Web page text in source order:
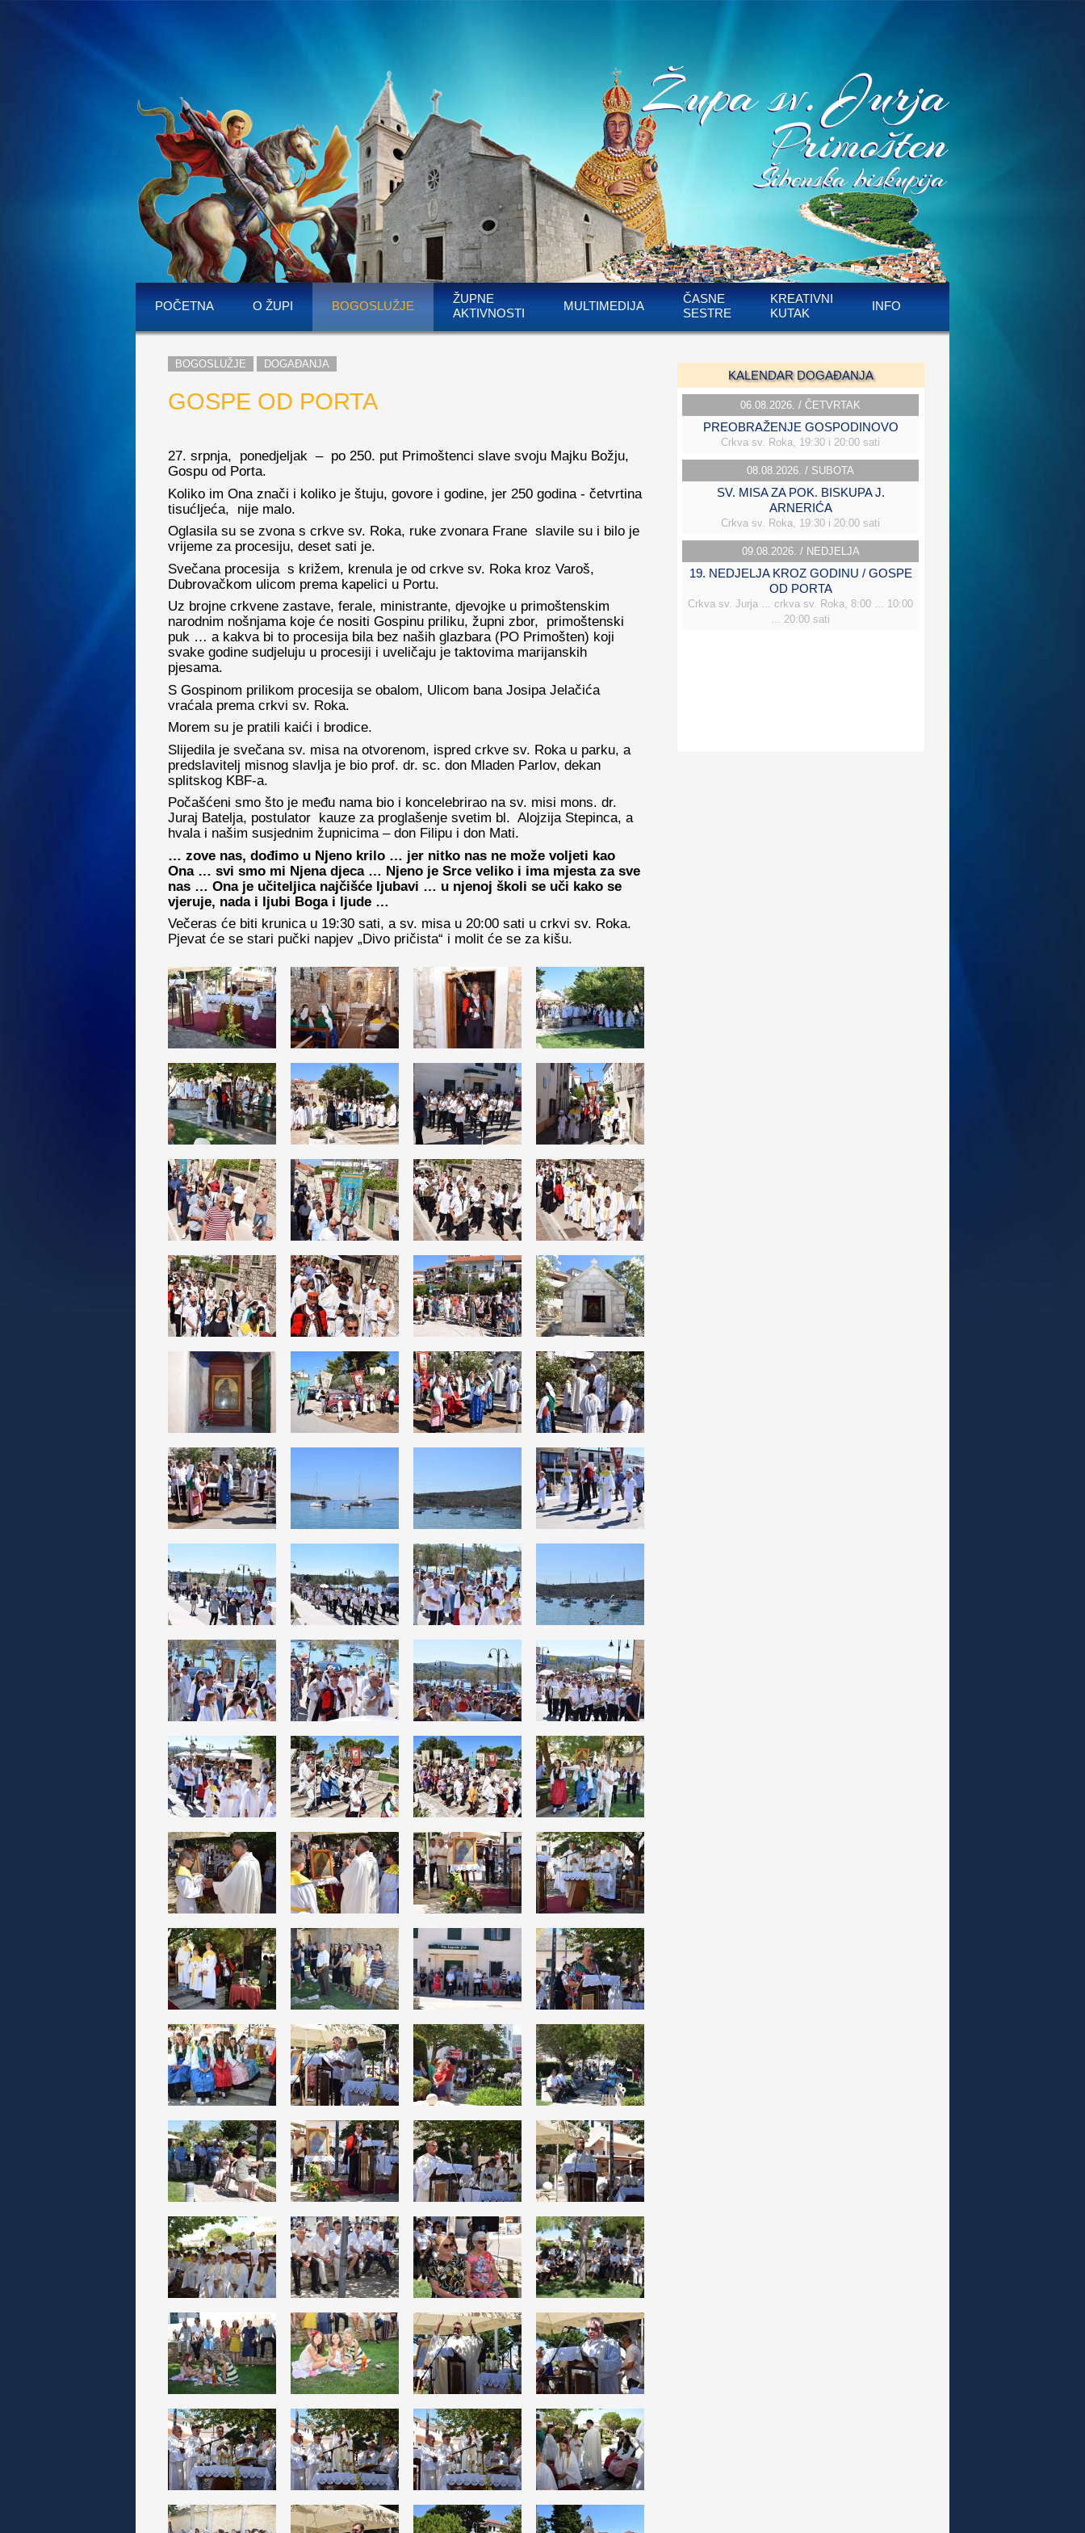
POČETNA O ŽUPI BOGOSLUŽJE
ŽUPNE
AKTIVNOSTI
MULTIMEDIJA
ČASNE
SESTRE
KREATIVNI
KUTAK
INFO
BOGOSLUŽJE DOGAĐANJA
GOSPE OD PORTA
27. srpnja, ponedjeljak – po 250. put Primoštenci slave svoju Majku Božju,
Gospu od Porta.
Koliko im Ona znači i koliko je štuju, govore i godine, jer 250 godina - četvrtina
tisućljeća, nije malo.
Oglasila su se zvona s crkve sv. Roka, ruke zvonara Frane slavile su i bilo je
vrijeme za procesiju, deset sati je.
Svečana procesija s križem, krenula je od crkve sv. Roka kroz Varoš,
Dubrovačkom ulicom prema kapelici u Portu.
Uz brojne crkvene zastave, ferale, ministrante, djevojke u primoštenskim
narodnim nošnjama koje će nositi Gospinu priliku, župni zbor, primoštenski
puk … a kakva bi to procesija bila bez naših glazbara (PO Primošten) koji
svake godine sudjeluju u procesiji i uveličaju je taktovima marijanskih
pjesama.
S Gospinom prilikom procesija se obalom, Ulicom bana Josipa Jelačića
vraćala prema crkvi sv. Roka.
Morem su je pratili kaići i brodice.
Slijedila je svečana sv. misa na otvorenom, ispred crkve sv. Roka u parku, a
predslavitelj misnog slavlja je bio prof. dr. sc. don Mladen Parlov, dekan
splitskog KBF-a.
Počašćeni smo što je među nama bio i koncelebrirao na sv. misi mons. dr.
Juraj Batelja, postulator kauze za proglašenje svetim bl. Alojzija Stepinca, a
hvala i našim susjednim župnicima – don Filipu i don Mati.
… zove nas, dođimo u Njeno krilo … jer nitko nas ne može voljeti kao
Ona … svi smo mi Njena djeca … Njeno je Srce veliko i ima mjesta za sve
nas … Ona je učiteljica najčišće ljubavi … u njenoj školi se uči kako se
vjeruje, nada i ljubi Boga i ljude …
Večeras će biti krunica u 19:30 sati, a sv. misa u 20:00 sati u crkvi sv. Roka.
Pjevat će se stari pučki napjev „Divo pričista“ i molit će se za kišu.
KALENDAR DOGAĐANJA
06.08.2026. / ČETVRTAK
PREOBRAŽENJE GOSPODINOVO
Crkva sv. Roka, 19:30 i 20:00 sati
08.08.2026. / SUBOTA
SV. MISA ZA POK. BISKUPA J.
ARNERIĆA
Crkva sv. Roka, 19:30 i 20:00 sati
09.08.2026. / NEDJELJA
19. NEDJELJA KROZ GODINU / GOSPE
OD PORTA
Crkva sv. Jurja ... crkva sv. Roka, 8:00 ... 10:00
... 20:00 sati